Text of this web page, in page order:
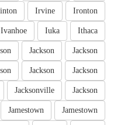
Ironton
Irvine
Ithaca
Iuka
Ivanhoe
Jackson
Jackson
Jackson
Jackson
Jackson
Jacksonville
Jamestown
Jamestown